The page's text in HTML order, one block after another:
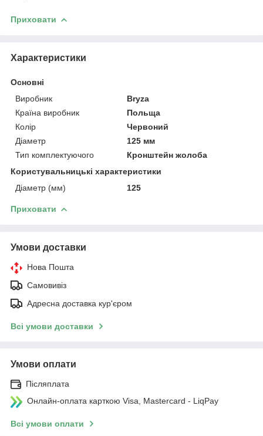
Приховати
Характеристики
Основні
Виробник
Bryza
Країна виробник
Польща
Колір
Червоний
Діаметр
125 мм
Тип комплектуючого
Кронштейн жолоба
Користувальницькі характеристики
Діаметр (мм)
125
Приховати
Умови доставки
Нова Пошта
Самовивіз
Адресна доставка кур'єром
Всі умови доставки
Умови оплати
Післяплата
Онлайн-оплата карткою Visa, Mastercard - LiqPay
Всі умови оплати